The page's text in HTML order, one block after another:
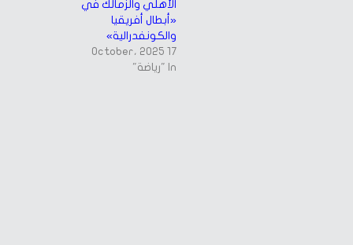
الأهلي والزمالك في
«أبطال أفريقيا
والكونفدرالية»
17 October، 2025
In "رياضة"